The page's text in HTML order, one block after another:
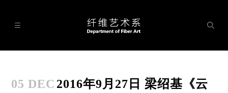
 
科系设置 
05 DEC 2016年9月27日 梁绍基《云